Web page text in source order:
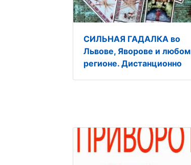
СИЛЬНАЯ ГАДАЛКА во
Львове, Яворове и любом
регионе. Дистанционно